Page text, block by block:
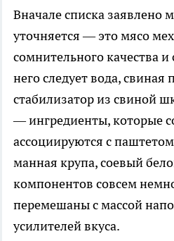
Вначале списка заявлено
уточняется — это мясо
сомнительного качества и
него следует вода, свиная
стабилизатор из свиной
— ингредиенты, которые
ассоциируются с
манная крупа, соевый
компонентов совсем
перемешаны с массой
усилителей вкуса.